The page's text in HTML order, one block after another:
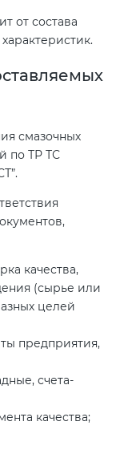
от состава
смазочных
по ТР ТС
качества,
(сырье или
целей
предприятия,
счета-
качества;